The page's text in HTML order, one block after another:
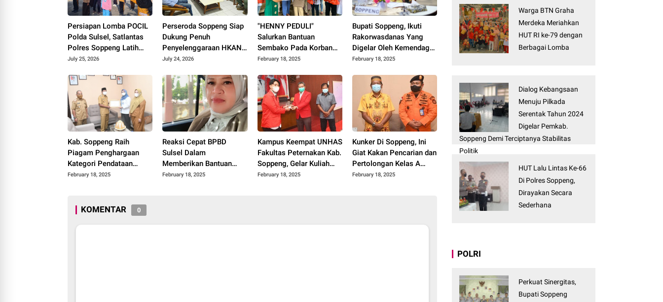
Persiapan Lomba POCIL
Polda Sulsel, Satlantas
Polres Soppeng Latih
Disiplin Anak Sejak Dini
July 25, 2026
Perseroda Soppeng Siap
Dukung Penuh
Penyelenggaraan HKAN
2026 di TWA Lejja
July 24, 2026
"HENNY PEDULI"
Salurkan Bantuan
Sembako Pada Korban
Banjir Di Kab. Soppeng
February 18, 2025
Bupati Soppeng, Ikuti
Rakorwasdanas Yang
Digelar Oleh Kemendagri,
KPK dan BPKP
February 18, 2025
Kab. Soppeng Raih
Piagam Penghargaan
Kategori Pendataan
Keluarga dengan
Dari BKKBN Pusat
February 18, 2025
Reaksi Cepat BPBD
Sulsel Dalam
Memberikan Bantuan
Korban Banjir Soppeng,
February 18, 2025
Kampus Keempat UNHAS
Fakultas Peternakan Kab.
Soppeng, Gelar Kuliah
Perdana
February 18, 2025
Kunker Di Soppeng, Ini
Giat Kakan Pencarian dan
Pertolongan Kelas A
Makassar
February 18, 2025
KOMENTAR 0
Warga BTN Graha
Merdeka Meriahkan
HUT RI ke-79 dengan
Berbagai Lomba
Dialog Kebangsaan
Menuju Pilkada
Serentak Tahun 2024
Digelar Pemkab.
Soppeng Demi Terciptanya Stabilitas
Politik
HUT Lalu Lintas Ke-66
Di Polres Soppeng,
Dirayakan Secara
Sederhana
POLRI
Perkuat Sinergitas,
Bupati Soppeng